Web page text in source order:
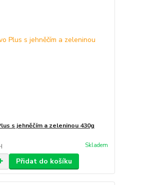
s jehněčím a zeleninou 430g
Skladem
Přidat do košíku